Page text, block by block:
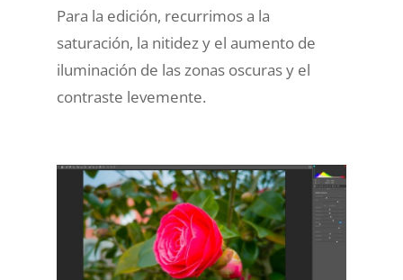
Para la edición, recurrimos a la
saturación, la nitidez y el aumento de
iluminación de las zonas oscuras y el
contraste levemente.